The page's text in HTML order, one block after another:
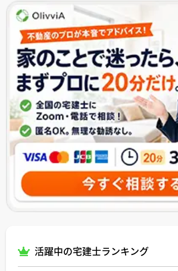
活躍中の宅建士ランキング